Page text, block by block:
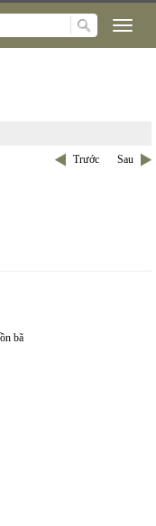
Trước Sau
bã